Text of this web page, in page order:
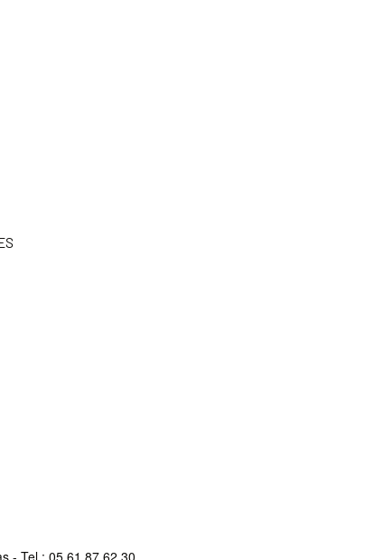
- Tel : 05 61 87 62 30